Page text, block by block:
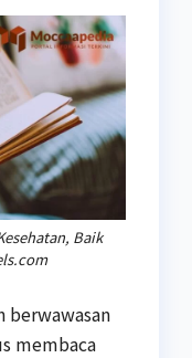
Baik
berwawasan
membaca